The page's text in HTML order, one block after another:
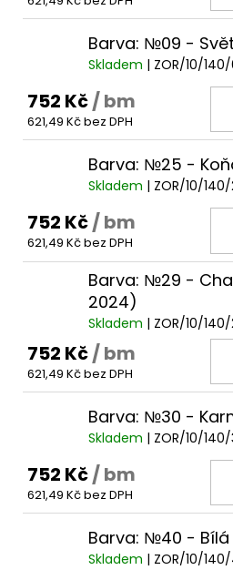
Barva: №09 -
Skladem | ZOR/10/
752 Kč/ bm
621,49 Kč bez DPH
Barva: №25 -
Skladem | ZOR/10/
752 Kč/ bm
621,49 Kč bez DPH
Barva: №29 -
2024)
Skladem | ZOR/10/
752 Kč/ bm
621,49 Kč bez DPH
Barva: №30 -
Skladem | ZOR/10/
752 Kč/ bm
621,49 Kč bez DPH
Barva: №40 - Bílá
Skladem | ZOR/10/